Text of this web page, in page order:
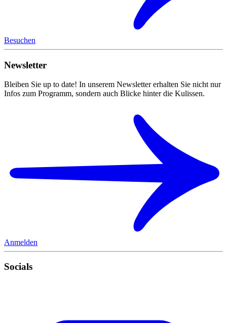
Besuchen
Newsletter
Bleiben Sie up to date! In unserem Newsletter erhalten Sie nicht nur
Infos zum Programm, sondern auch Blicke hinter die Kulissen.
Anmelden
Socials